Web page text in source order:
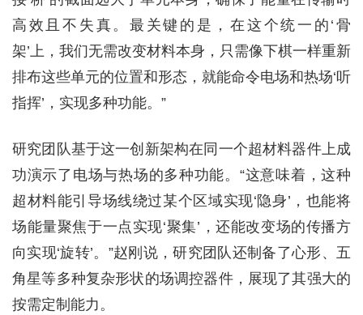
高效且不失真。最关键的是，在这个统一的‘骨
架’上，我们无需改变材料本身，只需像下棋一样重新
排布这些单元的位置和形态，就能命令电场和热场‘听
指挥’，实现多种功能。”
研究团队基于这一创新架构在同一个超材料器件上成
功演示了电场与热场的多种功能。“这意味着，这种
超材料能引导场线绕过某个区域实现‘隐身’，也能将
场能量聚焦于一点实现‘聚集’，还能改变场的传播方
向实现‘旋转’。”赵刚说，研究团队还制备了心形、五
角星等多种复杂形状的场调控器件，展现了其强大的
按需定制能力。